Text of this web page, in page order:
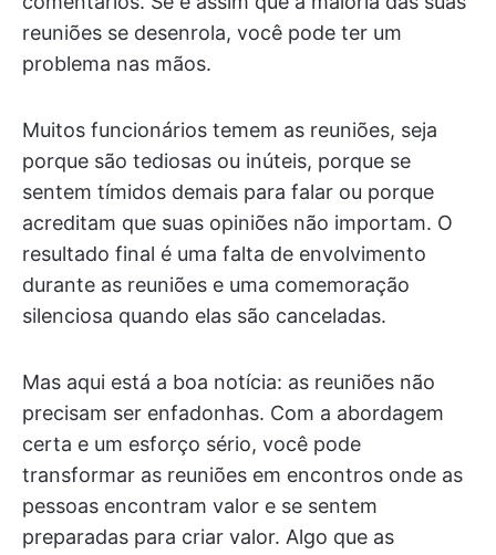
reuniões se desenrola, você pode ter um
problema nas mãos.
Muitos funcionários temem as reuniões, seja
porque são tediosas ou inúteis, porque se
sentem tímidos demais para falar ou porque
acreditam que suas opiniões não importam. O
resultado final é uma falta de envolvimento
durante as reuniões e uma comemoração
silenciosa quando elas são canceladas.
Mas aqui está a boa notícia: as reuniões não
precisam ser enfadonhas. Com a abordagem
certa e um esforço sério, você pode
transformar as reuniões em encontros onde as
pessoas encontram valor e se sentem
preparadas para criar valor. Algo que as